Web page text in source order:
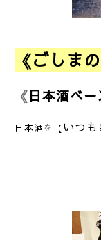
《ごしま
《日本酒ベー
日本酒を 【いつも